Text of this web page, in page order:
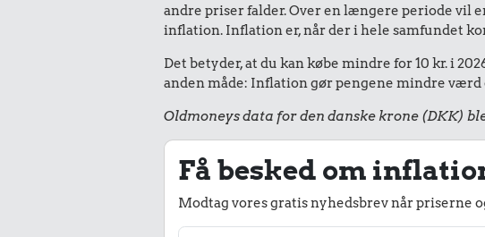
andre priser falder. Over en længere periode vil
inflation. Inflation er, når der i hele samfundet
Det betyder, at du kan købe mindre for 10 kr. i
anden måde: Inflation gør pengene mindre
Oldmoneys data for den danske krone (DKK)
Få besked om
Modtag vores gratis nyhedsbrev når priserne